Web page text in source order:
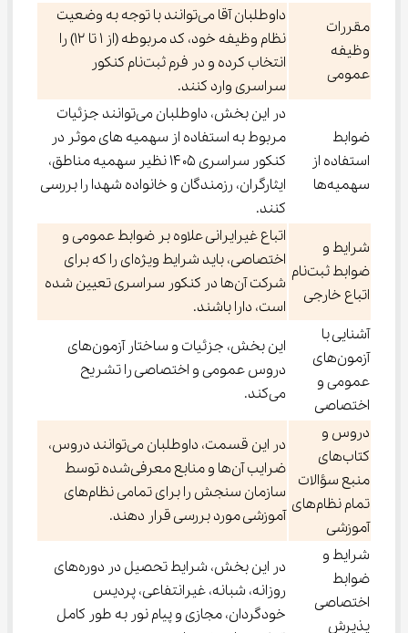
مقررات‌
وظیفه
عمومی
داوطلبان آقا می‌توانند با توجه به وضعیت
نظام وظیفه خود، کد مربوطه (از ۱ تا ۱۲) را
انتخاب کرده و در فرم ثبت‌نام کنکور
سراسری وارد کنند.
ضوابط
استفاده از
سهمیه‌ها
در این بخش، داوطلبان می‌توانند جزئیات
مربوط به استفاده از سهمیه های موثر در
کنکور سراسری ۱۴۰۵ نظیر سهمیه مناطق،
ایثارگران، رزمندگان و خانواده شهدا را بررسی
کنند.
شرایط و
ضوابط ثبت‌نام
اتباع خارجی
اتباع غیرایرانی علاوه بر ضوابط عمومی و
اختصاصی، باید شرایط ویژه‌ای را که برای
شرکت آن‌ها در کنکور سراسری تعیین شده
است، دارا باشند.
آشنایی با
آزمون‌های
عمومی و
اختصاصی
این بخش، جزئیات و ساختار آزمون‌های
دروس عمومی و اختصاصی را تشریح
می‌کند.
دروس و
کتاب‌های
منبع سؤالات
تمام نظام‌های
آموزشی
در این قسمت، داوطلبان می‌توانند دروس،
ضرایب آن‌ها و منابع معرفی‌شده توسط
سازمان سنجش را برای تمامی نظام‌های
آموزشی مورد بررسی قرار دهند.
شرایط و
ضوابط
اختصاصی
پذیرش
در این بخش، شرایط تحصیل در دوره‌های
روزانه، شبانه، غیرانتفاعی، پردیس
خودگردان، مجازی و پیام نور به طور کامل